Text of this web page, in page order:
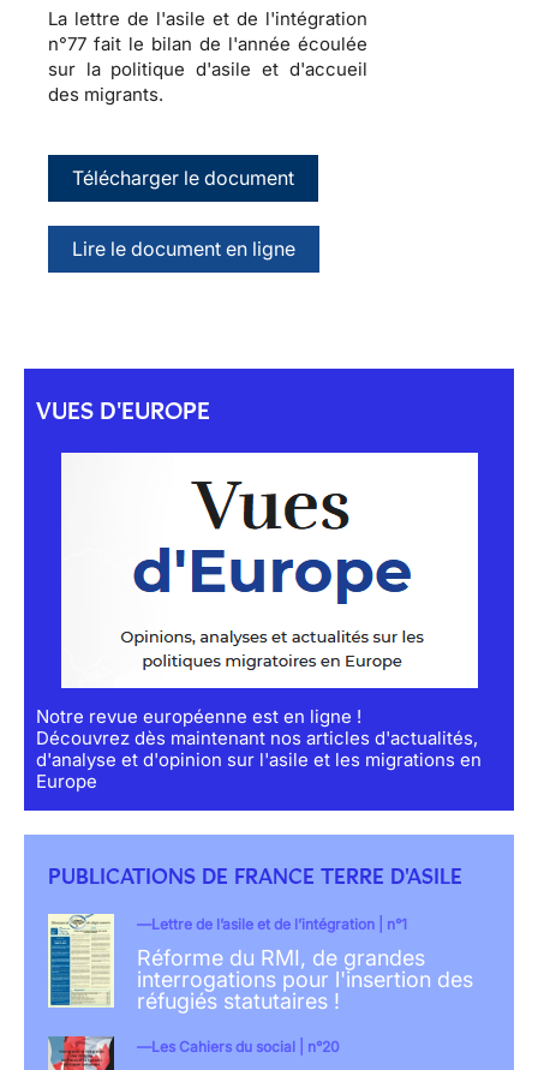
La lettre de l'asile et de l'intégration
n°77 fait le bilan de l'année écoulée
sur la politique d'asile et d'accueil
des migrants.
Télécharger le document
Lire le document en ligne
VUES D'EUROPE
Notre revue européenne est en ligne !
Découvrez dès maintenant nos articles d'actualités,
d'analyse et d'opinion sur l'asile et les migrations en
Europe
PUBLICATIONS DE FRANCE TERRE D'ASILE
Lettre de l’asile et de l’intégration | n°1
Réforme du RMI, de grandes
interrogations pour l'insertion des
réfugiés statutaires !
Les Cahiers du social | n°20